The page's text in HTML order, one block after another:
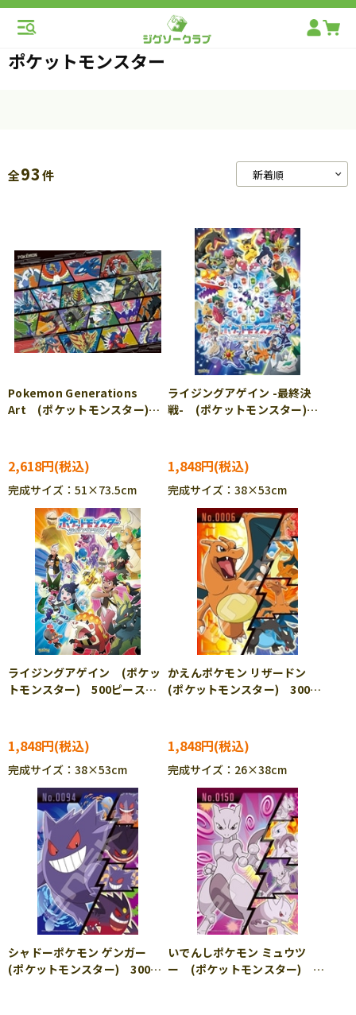
ポケットモンスター
全93件
Pokemon Generations
Art (ポケットモンスター)
PO］
2,618円
完成サイズ：51×73.5cm
ライジングアゲイン -最終決
戦- (ポケットモンスター)
1,848円
完成サイズ：38×53cm
ライジングアゲイン (ポケッ
トモンスター) 500ピース
1,848円
完成サイズ：38×53cm
かえんポケモン リザードン
(ポケットモンスター) 300ピ
1,848円
完成サイズ：26×38cm
シャドーポケモン ゲンガー
(ポケットモンスター) 300ピ
いでんしポケモン ミュウツ
ー (ポケットモンスター)